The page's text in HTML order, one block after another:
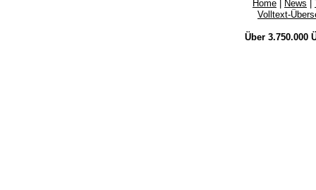
Home News
Volltext-
Über 3.750.000